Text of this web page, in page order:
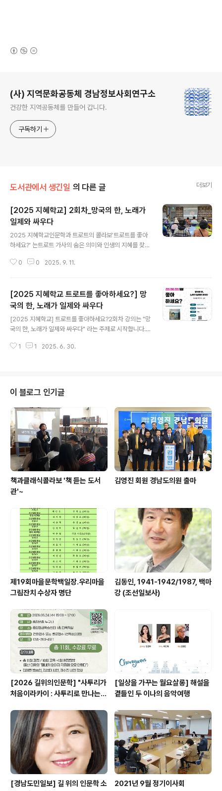
(사) 지역문화공동체 경남정보사회연구소
건강한 지역공동체를 만들어 갑니다.
구독하기
도서관에서 생긴일 의 다른 글 더보기
[2025 지혜학교] 2회차_망국의 한, 노래가
일제와 싸우다
2025 지혜학교인문학과 트로트의 콜라보'트로트를 좋아
하세요?' 는트로트 가사의 숨은 의미와 인생의 지혜를 찾아
생학습센터에서 6월 16일(월) '망국의 한, 노래가 일제와
작)와 관부연락선(소설)에 대해 기억과 경험을 나누었습니
다. 두두음악단과 함께하는 시간으로라이브 연주와 노래로
프로그램이더욱더 풍성하게 느껴지는 시간입니다
0 0 2025. 9. 11.
[2025 지혜학교 트로트를 좋아하세요?] 망
국의 한, 노래가 일제와 싸우다
[2025 지혜학교] 트로트를 좋아하세요?2회차 강의는 "망
국의 한, 노래가 일제와 싸우다" 라는 주제로 시작합니다.
선의 윤심덕드라마 파친코(소설원작)와 관부연락선(소설)
1 1 2025. 6. 30.
이 블로그 인기글
책과클래식콜라보 '책 듣는 도서
관'~
김영진 회원 경남도의원 출마
제19회마을문학백일장.우리마을
그림잔치 수상자 명단
김동인, 1941-1942/1987, 백마
강 (조선일보사)
[2026 길위의인문학] "사투리가
처음이라카이 : 사투리로 만나는
[일상을 가꾸는 월요살롱] 해설을
곁들인 두 이나의 음악여행
[경남도민일보] 길 위의 인문학 소
2021년 9월 정기이사회